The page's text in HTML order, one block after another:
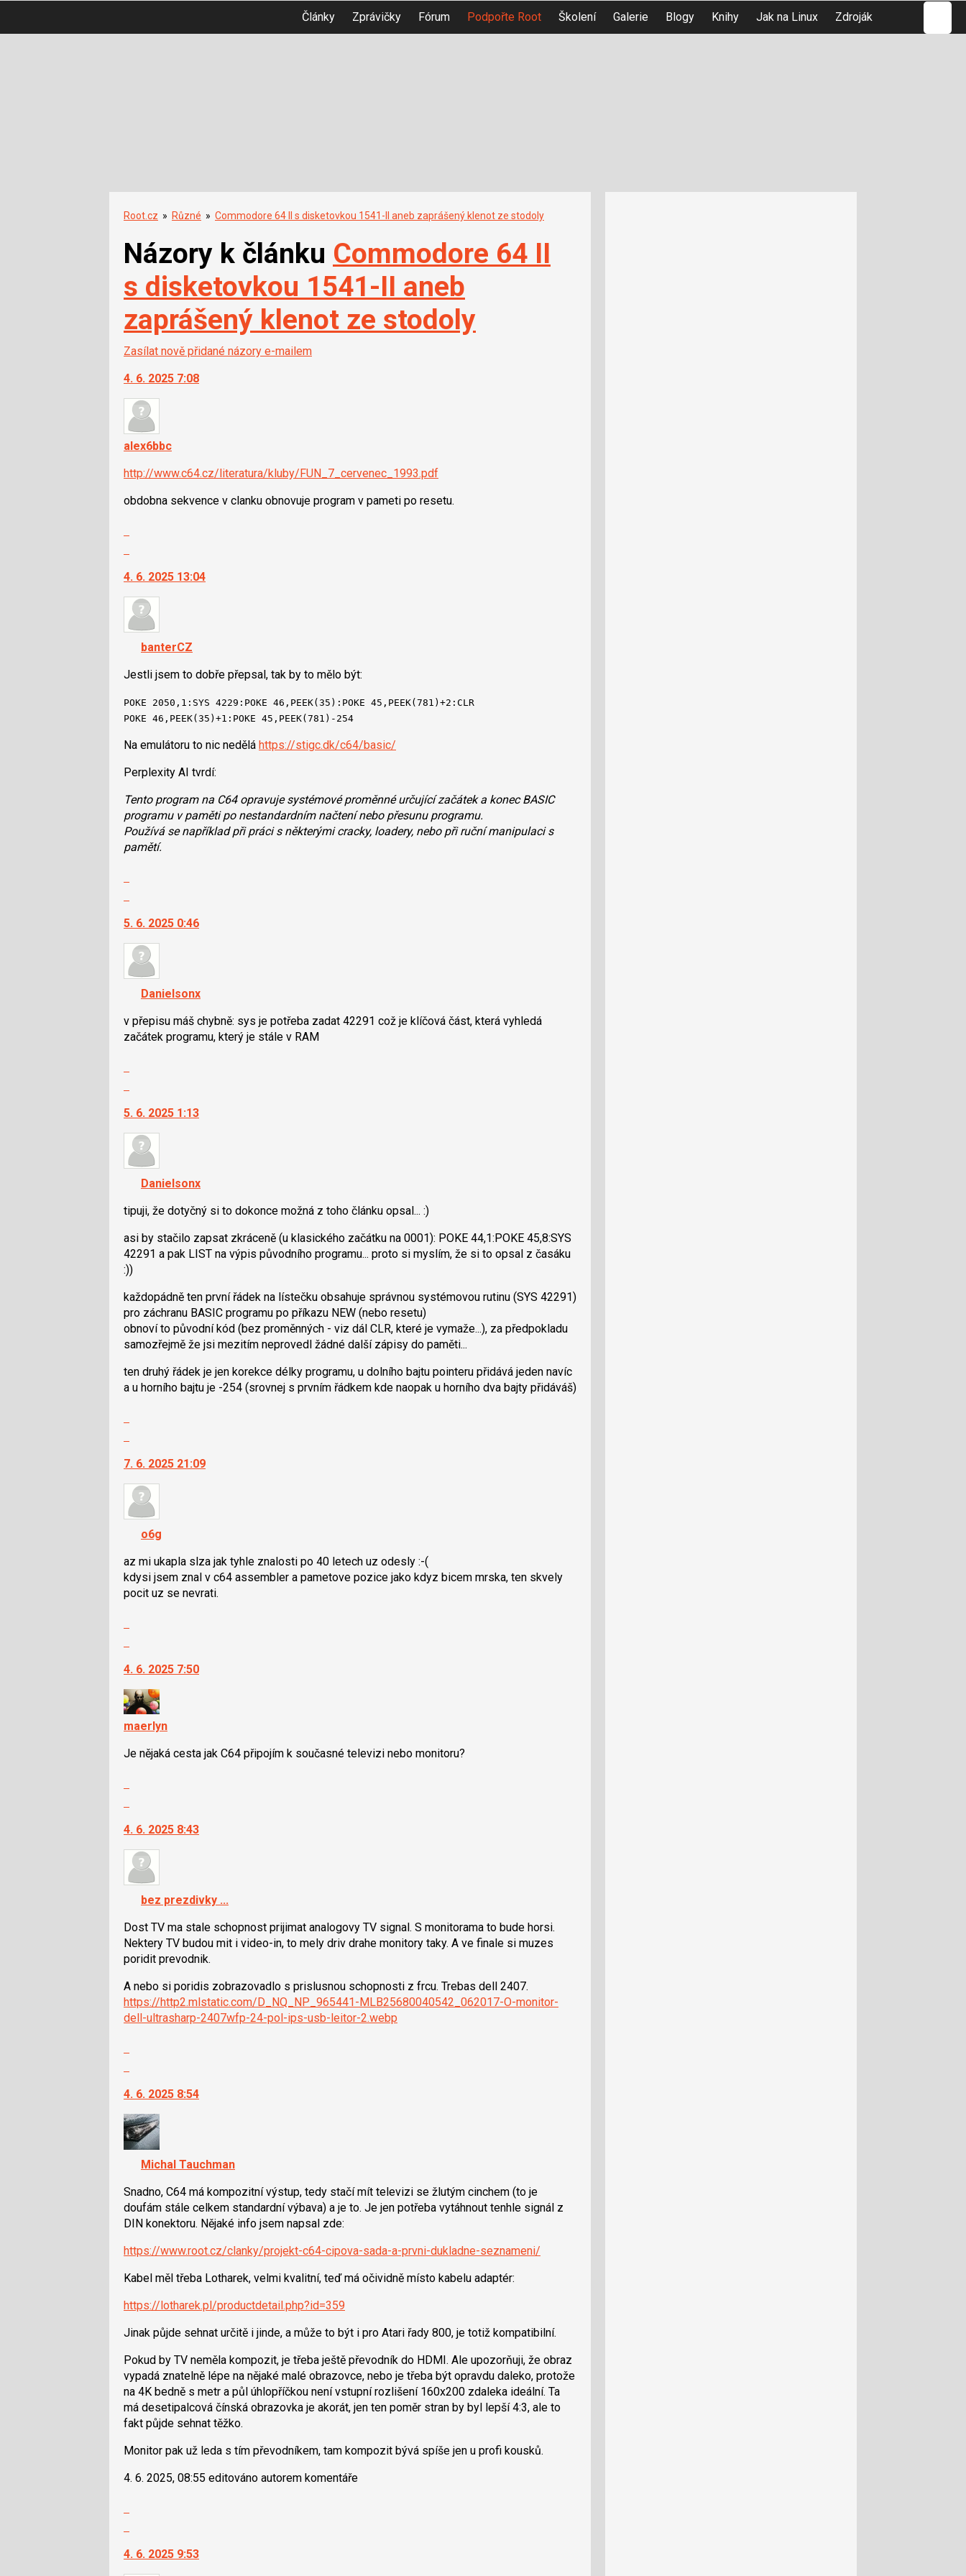
Články Zprávičky Fórum Podpořte Root Školení Galerie Blogy Knihy Jak na Linux Zdroják
Root.cz » Různé » Commodore 64 II s disketovkou 1541-II aneb zaprášený klenot ze stodoly
Názory k článku Commodore 64 II
s disketovkou 1541-II aneb
zaprášený klenot ze stodoly
Zasílat nově přidané názory e-mailem
4. 6. 2025 7:08
alex6bbc
http://www.c64.cz/literatura/kluby/FUN_7_cervenec_1993.pdf
obdobna sekvence v clanku obnovuje program v pameti po resetu.
další
nový
názor.
navigaci
lze
použít
klávesy
N
následující
a
P
pro
předchozí
nový
názor
4. 6. 2025 13:04
banterCZ
Jestli jsem to dobře přepsal, tak by to mělo být:
POKE 2050,1:SYS 4229:POKE 46,PEEK(35):POKE 45,PEEK(781)+2:CLR
POKE 46,PEEK(35)+1:POKE 45,PEEK(781)-254
Na emulátoru to nic nedělá https://stigc.dk/c64/basic/
Perplexity AI tvrdí:
Tento program na C64 opravuje systémové proměnné určující začátek a konec BASIC
programu v paměti po nestandardním načtení nebo přesunu programu.
Používá se například při práci s některými cracky, loadery, nebo při ruční manipulaci s
pamětí.
další
nový
názor.
navigaci
lze
použít
i
a
P
pro
předchozí
nový
názor
5. 6. 2025 0:46
Danielsonx
v přepisu máš chybně: sys je potřeba zadat 42291 což je klíčová část, která vyhledá
začátek programu, který je stále v RAM
další
nový
názor.
navigaci
lze
použít
klávesy
N
a
P
pro
předchozí
nový
názor
5. 6. 2025 1:13
Danielsonx
tipuji, že dotyčný si to dokonce možná z toho článku opsal... :)
asi by stačilo zapsat zkráceně (u klasického začátku na 0001): POKE 44,1:POKE 45,8:SYS
42291 a pak LIST na výpis původního programu... proto si myslím, že si to opsal z časáku
:))
každopádně ten první řádek na lístečku obsahuje správnou systémovou rutinu (SYS 42291)
pro záchranu BASIC programu po příkazu NEW (nebo resetu)
obnoví to původní kód (bez proměnných - viz dál CLR, které je vymaže...), za předpokladu
samozřejmě že jsi mezitím neprovedl žádné další zápisy do paměti...
ten druhý řádek je jen korekce délky programu, u dolního bajtu pointeru přidává jeden navíc
a u horního bajtu je -254 (srovnej s prvním řádkem kde naopak u horního dva bajty přidáváš)
další
nový
názor.
navigaci
lze
použít
i
klávesy
P
pro
předchozí
nový
názor
7. 6. 2025 21:09
o6g
az mi ukapla slza jak tyhle znalosti po 40 letech uz odesly :-(
kdysi jsem znal v c64 assembler a pametove pozice jako kdyz bicem mrska, ten skvely
pocit uz se nevrati.
další
nový
názor.
K
navigaci
lze
pro
a
předchozí
nový
názor
4. 6. 2025 7:50
maerlyn
Je nějaká cesta jak C64 připojím k současné televizi nebo monitoru?
další
nový
názor.
navigaci
lze
použít
i
klávesy
pro
následující
a
názor
4. 6. 2025 8:43
bez prezdivky ...
Dost TV ma stale schopnost prijimat analogovy TV signal. S monitorama to bude horsi.
Nektery TV budou mit i video-in, to mely driv drahe monitory taky. A ve finale si muzes
poridit prevodnik.
A nebo si poridis zobrazovadlo s prislusnou schopnosti z frcu. Trebas dell 2407.
https://http2.mlstatic.com/D_NQ_NP_965441-MLB25680040542_062017-O-monitor-
dell-ultrasharp-2407wfp-24-pol-ips-usb-leitor-2.webp
další
nový
názor.
K
navigaci
lze
použít
i
klávesy
pro
a
P
předchozí
názor
4. 6. 2025 8:54
Michal Tauchman
Snadno, C64 má kompozitní výstup, tedy stačí mít televizi se žlutým cinchem (to je
doufám stále celkem standardní výbava) a je to. Je jen potřeba vytáhnout tenhle signál z
DIN konektoru. Nějaké info jsem napsal zde:
https://www.root.cz/clanky/projekt-c64-cipova-sada-a-prvni-dukladne-seznameni/
Kabel měl třeba Lotharek, velmi kvalitní, teď má očividně místo kabelu adaptér:
https://lotharek.pl/productdetail.php?id=359
Jinak půjde sehnat určitě i jinde, a může to být i pro Atari řady 800, je totiž kompatibilní.
Pokud by TV neměla kompozit, je třeba ještě převodník do HDMI. Ale upozorňuji, že obraz
vypadá znatelně lépe na nějaké malé obrazovce, nebo je třeba být opravdu daleko, protože
na 4K bedně s metr a půl úhlopříčkou není vstupní rozlišení 160x200 zdaleka ideální. Ta
má desetipalcová čínská obrazovka je akorát, jen ten poměr stran by byl lepší 4:3, ale to
fakt půjde sehnat těžko.
Monitor pak už leda s tím převodníkem, tam kompozit bývá spíše jen u profi kousků.
4. 6. 2025, 08:55 editováno autorem komentáře
další
nový
4. 6. 2025 9:53